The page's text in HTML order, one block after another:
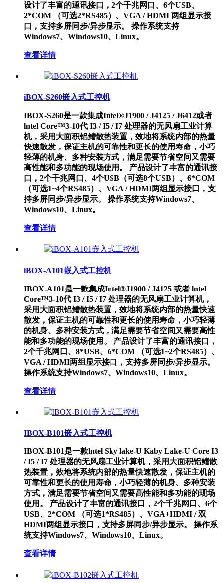
设计了丰富的通讯接口，2个千兆网口、6个USB、
2*COM （可选2*RS485）、VGA / HDMI 两组显示接
口，支持多屏同步/异步显示。 操作系统支持
Windows7、Windows10、Linux。
查看详情
iBOX-S260嵌入式工控机
IBOX-S260是一款集成Intel®J1900 / J4125 / J6412或者
lntel Core™3-10代 I3 / I5 / I7 处理器的无风扇工业计算
机，采用大面积铝鳍散热装置，效地将系统内部的热量
快速散发，保证主机的可靠性和更长的使用寿命，小巧
轻薄的机身、多种安装方式，满足需要节省空间又需要
高性能和多功能的现场使用。 产品设计了丰富的通讯接
口，2个千兆网口、4个USB（可选8个USB）、6*COM
（可选1~4个RS485）、VGA / HDMI两组显示接口，支
持多屏同步/异步显示。 操作系统支持Windows7、
Windows10、Linux。
查看详情
iBOX-A101嵌入式工控机
IBOX-A101是一款集成Intel®J1900 / J4125 或者 lntel
Core™3-10代 I3 / I5 / I7 处理器的无风扇工业计算机，
采用大面积铝鳍散热装置，效地将系统内部的热量快速
散发，保证主机的可靠性和更长的使用寿命，小巧轻薄
的机身、多种安装方式，满足需要节省空间又需要高性
能和多功能的现场使用。 产品设计了丰富的通讯接口，
2个千兆网口、8*USB、6*COM （可选1~2个RS485）、
VGA / HDMI两组显示接口，支持多屏同步/异步显示。
操作系统支持Windows7、Windows10、Linux。
查看详情
IBOX-B101嵌入式工控机
IBOX-B101是一款lntel Sky lake-U Kaby Lake-U Core I3
/ I5 / I7 处理器的无风扇工业计算机，采用大面积铝鳍散
热装置，效地将系统内部的热量快速散发，保证主机的
可靠性和更长的使用寿命，小巧轻薄的机身、多种安装
方式，满足需要节省空间又需要高性能和多功能的现场
使用。 产品设计了丰富的通讯接口，2个千兆网口、6个
USB、2*COM （可选1*RS485）、VGA+HDMI / 双
HDMI两组显示接口，支持多屏同步/异步显示。 操作系
统支持Windows7、Windows10、Linux。
查看详情